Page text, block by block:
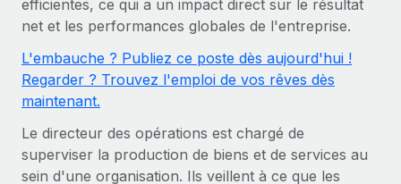
Gestion des freelances
Intégrez et gérez vos freelances partout dans le monde
PEO
Sous-traitez les opérations complexes liées à l’emploi
INFRASTRUCTURE
Comparer Remote
Examinez notre service par rapport aux autres
CROISSANCE
Des solutions agiles et internationales pour les RH et la
paie des entreprises en pleine croissance
pays
Calculateur de paiement des freelances
Découvrez les devises disponibles et les vitesses de
paiement pour vos freelances internationaux
APPRENDRE AVEC REMOTE
Nederlands
Français
Español
Connexion
efficientes, ce qui a un impact direct sur le résultat
net et les performances globales de l'entreprise.
L'embauche ? Publiez ce poste dès aujourd'hui !
Regarder ? Trouvez l'emploi de vos rêves dès
maintenant.
Le directeur des opérations est chargé de
superviser la production de biens et de services au
sein d'une organisation. Ils veillent à ce que les